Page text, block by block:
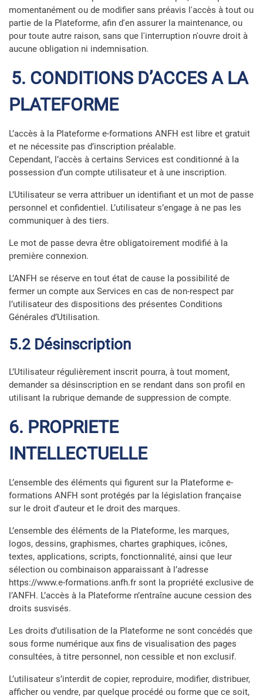
momentanément ou de modifier sans préavis l'accès à tout ou
partie de la Plateforme, afin d'en assurer la maintenance, ou
pour toute autre raison, sans que l'interruption n'ouvre droit à
aucune obligation ni indemnisation.
5. CONDITIONS D’ACCES A LA
PLATEFORME
L’accès à la Plateforme e-formations ANFH est libre et gratuit
et ne nécessite pas d’inscription préalable.
Cependant, l’accès à certains Services est conditionné à la
possession d’un compte utilisateur et à une inscription.
L’Utilisateur se verra attribuer un identifiant et un mot de passe
personnel et confidentiel. L’utilisateur s’engage à ne pas les
communiquer à des tiers.
Le mot de passe devra être obligatoirement modifié à la
première connexion.
L’ANFH se réserve en tout état de cause la possibilité de
fermer un compte aux Services en cas de non-respect par
l’utilisateur des dispositions des présentes Conditions
Générales d’Utilisation.
5.2 Désinscription
L’Utilisateur régulièrement inscrit pourra, à tout moment,
demander sa désinscription en se rendant dans son profil en
utilisant la rubrique demande de suppression de compte.
6. PROPRIETE
INTELLECTUELLE
L’ensemble des éléments qui figurent sur la Plateforme e-
formations ANFH sont protégés par la législation française
sur le droit d'auteur et le droit des marques.
L’ensemble des éléments de la Plateforme, les marques,
logos, dessins, graphismes, chartes graphiques, icônes,
textes, applications, scripts, fonctionnalité, ainsi que leur
sélection ou combinaison apparaissant à l’adresse
https://www.e-formations.anfh.fr sont la propriété exclusive de
l’ANFH. L’accès à la Plateforme n’entraîne aucune cession des
droits susvisés.
Les droits d’utilisation de la Plateforme ne sont concédés que
sous forme numérique aux fins de visualisation des pages
consultées, à titre personnel, non cessible et non exclusif.
L’utilisateur s’interdit de copier, reproduire, modifier, distribuer,
afficher ou vendre, par quelque procédé ou forme que ce soit,